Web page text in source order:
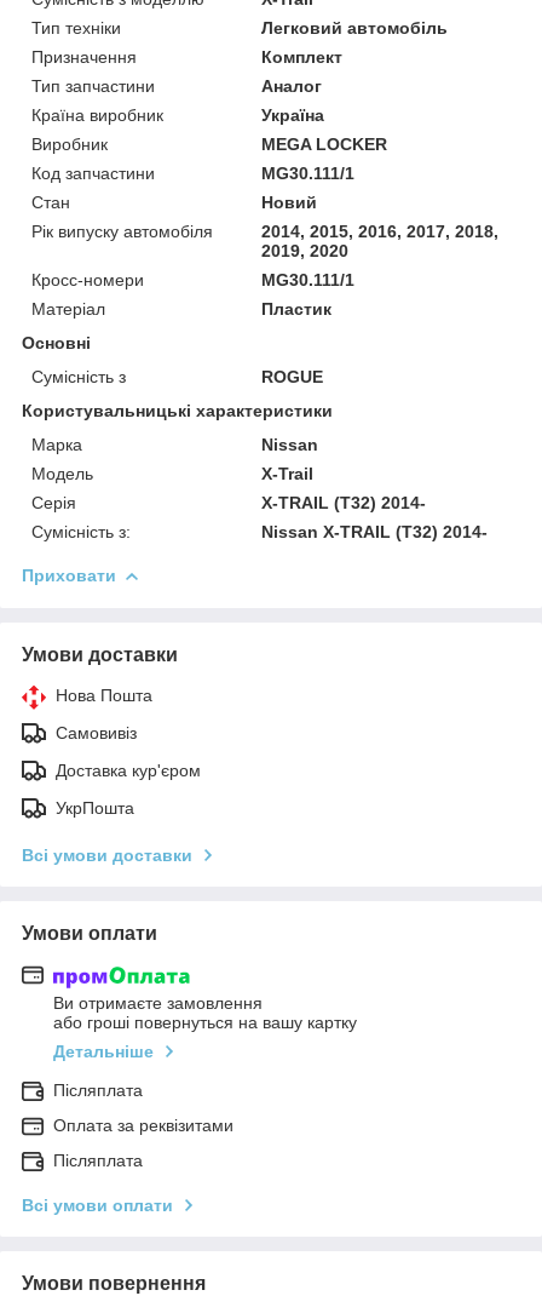
Тип техніки
Легковий автомобіль
Призначення
Комплект
Тип запчастини
Аналог
Країна виробник
Україна
Виробник
MEGA LOCKER
Код запчастини
MG30.111/1
Стан
Новий
Рік випуску автомобіля
2014, 2015, 2016, 2017, 2018,
2019, 2020
Кросс-номери
MG30.111/1
Матеріал
Пластик
Основні
Сумісність з
ROGUE
Користувальницькі характеристики
Марка
Nissan
Модель
X-Trail
Серія
X-TRAIL (T32) 2014-
Сумісність з:
Nissan X-TRAIL (T32) 2014-
Приховати
Умови доставки
Нова Пошта
Самовивіз
Доставка кур'єром
УкрПошта
Всі умови доставки
Умови оплати
Ви отримаєте замовлення
або гроші повернуться на вашу картку
Детальніше
Післяплата
Оплата за реквізитами
Післяплата
Всі умови оплати
Умови повернення